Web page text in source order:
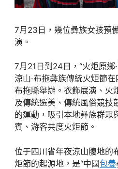
7月23日，幾位彝族女孩預
演。
7月21日到24日，“火炬原鄉
涼山·布拖彝族傳統火炬節
布拖縣舉辦。衣飾展演、火
及傳統選美、傳統風俗競技
的運動，吸引本地彝族群眾
賓、游客共度火炬節。
位于四川省年夜涼山腹地的
炬節的起源地，是“中國包養